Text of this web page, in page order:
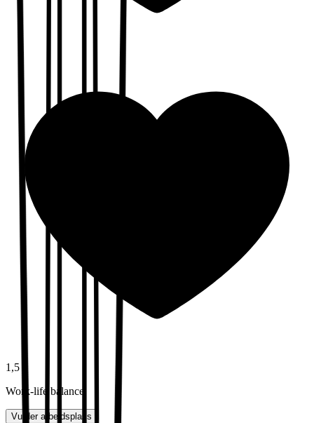
1,5
Work-life balance
Vurder arbeidsplass